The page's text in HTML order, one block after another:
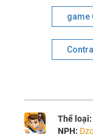
game
Thể loại:
NPH: